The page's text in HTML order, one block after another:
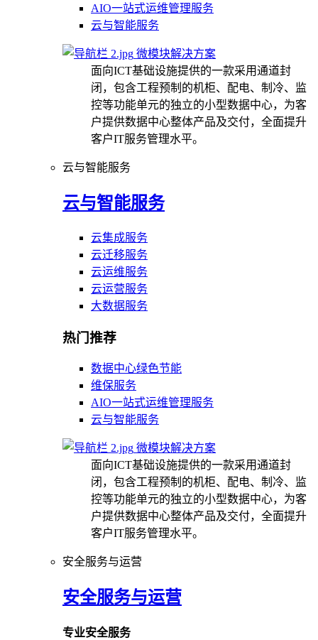
AIO一站式运维管理服务
云与智能服务
微模块解决方案
面向ICT基础设施提供的一款采用通道封
闭，包含工程预制的机柜、配电、制冷、监
控等功能单元的独立的小型数据中心，为客
户提供数据中心整体产品及交付，全面提升
客户IT服务管理水平。
云与智能服务
云与智能服务
云集成服务
云迁移服务
云运维服务
云运营服务
大数据服务
热门推荐
数据中心绿色节能
维保服务
AIO一站式运维管理服务
云与智能服务
微模块解决方案
面向ICT基础设施提供的一款采用通道封
闭，包含工程预制的机柜、配电、制冷、监
控等功能单元的独立的小型数据中心，为客
户提供数据中心整体产品及交付，全面提升
客户IT服务管理水平。
安全服务与运营
安全服务与运营
专业安全服务